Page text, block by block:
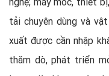
tải chuyên dùng và
xuất được cần nhập
thăm dò, phát triển